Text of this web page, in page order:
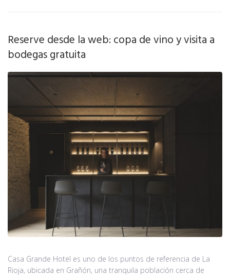
Reserve desde la web: copa de vino y visita a
bodegas gratuita
Casa Grande Hotel es uno de los puntos de referencia de La
Rioja, ubicada en Grañón, una tranquila población cerca de